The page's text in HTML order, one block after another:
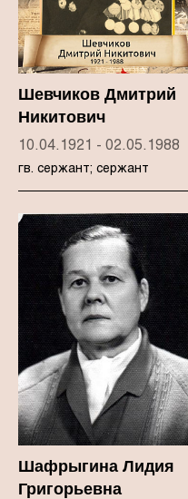
Шевчиков Дмитрий
Никитович
10.04.1921 - 02.05.1988
гв. сержант; сержант
Шафрыгина Лидия
Григорьевна